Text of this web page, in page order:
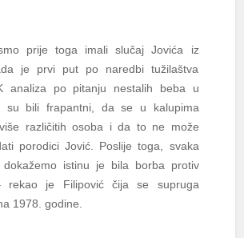
prije toga imali slučaj Jovića iz
je prvi put po naredbi tužilaštva
analiza po pitanju nestalih beba u
su bili frapantni, da se u kalupima
različitih osoba i da to ne može
porodici Jović. Poslije toga, svaka
istinu je bila borba protiv
rekao je Filipović čija se supruga
1978. godine.